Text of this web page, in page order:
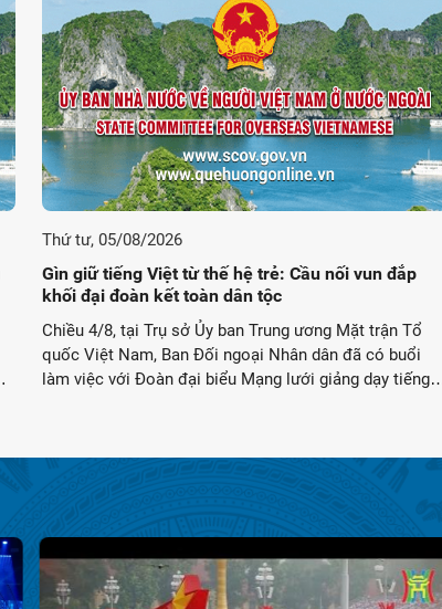
Thứ tư, 05/08/2026
Gìn giữ tiếng Việt từ thế hệ trẻ: Cầu nối vun đắp
khối đại đoàn kết toàn dân tộc
Chiều 4/8, tại Trụ sở Ủy ban Trung ương Mặt trận Tổ
quốc Việt Nam, Ban Đối ngoại Nhân dân đã có buổi
làm việc với Đoàn đại biểu Mạng lưới giảng dạy tiếng